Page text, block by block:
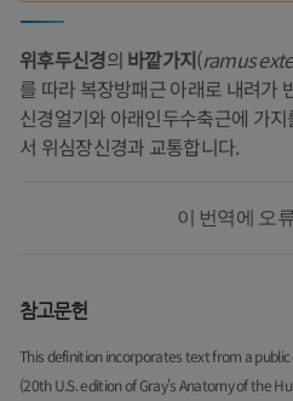
위후두신경의 바깥가지(ramus
를 따라 복장방패근 아래로 내려가
신경얼기와 아래인두수축근에 가
서 위심장신경과 교통합니다.
이 번역에 오
참고문헌
This definition incorporates text from a
(20th U.S. edition of Gray's Anatomy of the